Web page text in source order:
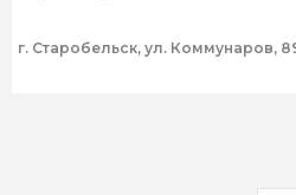
г. Старобельск, ул. Коммунаров,